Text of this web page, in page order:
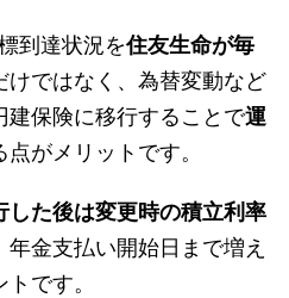
到達状況を住友生命が毎
けではなく、為替変動など
保険に移行することで運
点がメリットです。
した後は変更時の積立利率
年金支払い開始日まで増え
です。